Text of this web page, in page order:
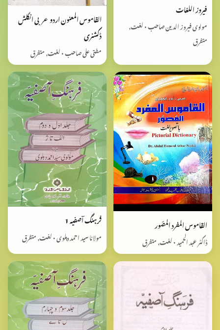
فیروز اللغات
مولوی فیروز الدین صاحب • لغت,
متفرق
القاموس المعنون اردو عربی انگلش
ڈکشنری
مفتی علی صاحب • لغت, متفرق
القاموس المفرد المصّور
ڈاکٹر عبد الحمید • لغت, متفرق
فرہنگ آصفیہ 1
مولانا سید احمد دہلوی • لغت, متفرق